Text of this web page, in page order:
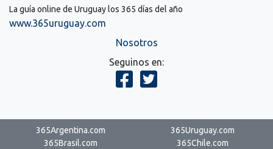
La guía online de Uruguay los 365 días del año
www.365uruguay.com
Nosotros
Seguinos en:
365Argentina.com
365Uruguay.com
365Brasil.com
365Chile.com